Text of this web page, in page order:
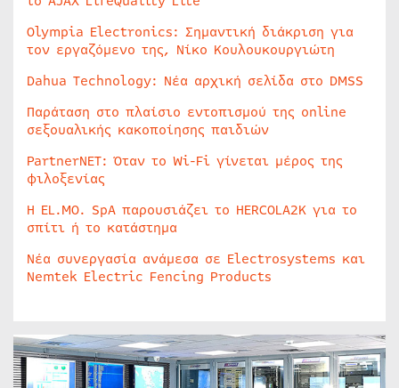
Olympia Electronics: Σημαντική διάκριση για
τον εργαζόμενο της, Νίκο Κουλουκουργιώτη
Dahua Technology: Νέα αρχική σελίδα στο DMSS
Παράταση στο πλαίσιο εντοπισμού της online
σεξουαλικής κακοποίησης παιδιών
PartnerNET: Όταν το Wi-Fi γίνεται μέρος της
φιλοξενίας
Η EL.MO. SpA παρουσιάζει το HERCOLA2K για το
σπίτι ή το κατάστημα
Νέα συνεργασία ανάμεσα σε Electrosystems και
Nemtek Electric Fencing Products